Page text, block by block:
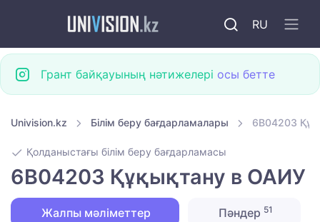
RU
Грант байқауының нәтижелері осы бетте
Univision.kz Білім беру бағдарламалары 6B04203
Қолданыстағы білім беру бағдарламасы
6B04203 Құқықтану в ОАИУ
Жалпы мәліметтер Пәндер 51